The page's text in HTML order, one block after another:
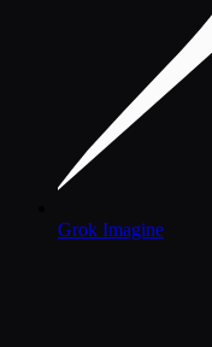
Grok Imagine